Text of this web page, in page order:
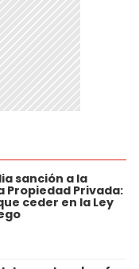
sanción a la
Propiedad Privada:
ceder en la Ley